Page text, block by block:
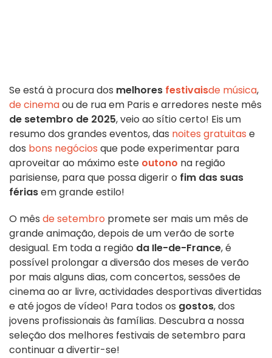
Se está à procura dos melhores festivaisde música,
de cinemaou de rua em Paris e arredores neste mês
de setembro de 2025, veio ao sítio certo! Eis um
resumo dos grandes eventos, das noites gratuitas e
dos bons negócios que pode experimentar para
aproveitar ao máximo este outono na região
parisiense, para que possa digerir o fim das suas
fériasem grande estilo!
O mês de setembro promete ser mais um mês de
grande animação, depois de um verão de sorte
desigual. Em toda a região da Ile-de-France, é
possível prolongar a diversão dos meses de verão
por mais alguns dias, com concertos, sessões de
cinema ao ar livre, actividades desportivas divertidas
e até jogos de vídeo! Para todos os gostos, dos
jovens profissionais às famílias. Descubra a nossa
seleção dos melhores festivais de setembro para
continuar a divertir-se!